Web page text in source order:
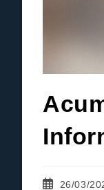
Post26/03/